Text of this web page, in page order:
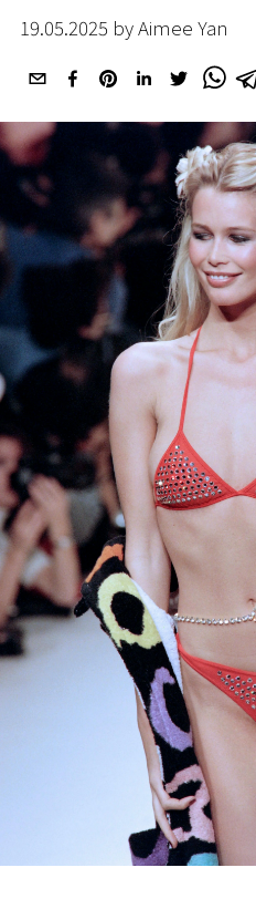
19.05.2025 by Aimee Yan